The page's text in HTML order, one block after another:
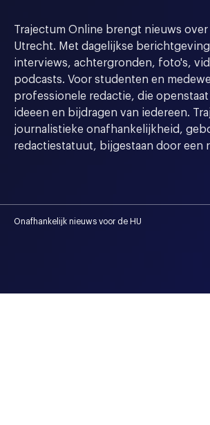
Trajectum Online brengt nieuws over
Utrecht. Met dagelijkse
interviews, achtergronden, foto's,
podcasts. Voor studenten en
professionele redactie, die
ideeen en bijdragen van iedereen.
journalistieke onafhankelijkheid,
redactiestatuut, bijgestaan door een
Onafhankelijk nieuws voor de HU